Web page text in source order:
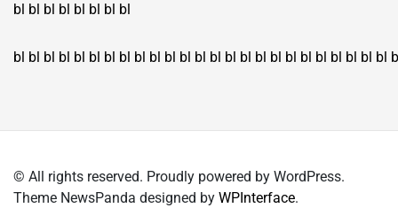
bl bl bl bl bl bl bl bl
bl bl bl bl bl bl bl bl bl bl bl bl bl bl bl bl bl bl bl bl bl bl bl bl bl
© All rights reserved. Proudly powered by WordPress.
Theme NewsPanda designed by WPInterface.